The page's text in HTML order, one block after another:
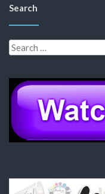
Search